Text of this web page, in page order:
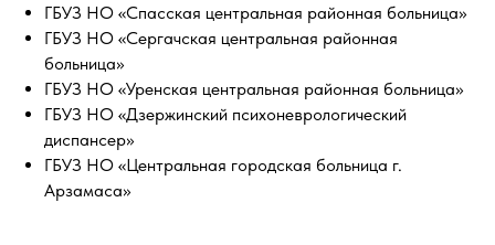
ГБУЗ НО «Спасская центральная районная больница»
ГБУЗ НО «Сергачская центральная районная
больница»
ГБУЗ НО «Уренская центральная районная больница»
ГБУЗ НО «Дзержинский психоневрологический
диспансер»
ГБУЗ НО «Центральная городская больница г.
Арзамаса»